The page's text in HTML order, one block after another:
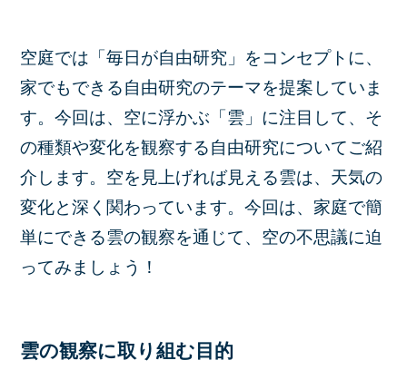
空庭では「毎日が自由研究」をコンセプトに、
家でもできる自由研究のテーマを提案していま
す。今回は、空に浮かぶ「雲」に注目して、そ
の種類や変化を観察する自由研究についてご紹
介します。空を見上げれば見える雲は、天気の
変化と深く関わっています。今回は、家庭で簡
単にできる雲の観察を通じて、空の不思議に迫
ってみましょう！
雲の観察に取り組む目的